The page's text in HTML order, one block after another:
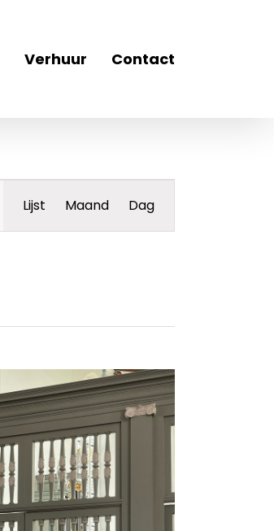
Verhuur Contact
weergaven
navigatie
Lijst Maand Dag